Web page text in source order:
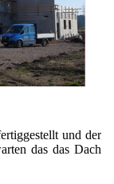
und der
das das Dach